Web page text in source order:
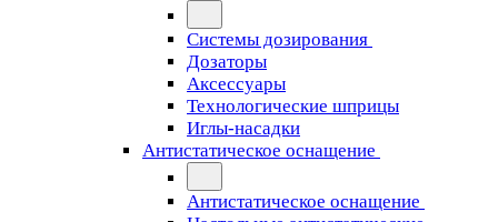
Системы дозирования
Дозаторы
Аксессуары
Технологические шприцы
Иглы-насадки
Антистатическое оснащение
Антистатическое оснащение